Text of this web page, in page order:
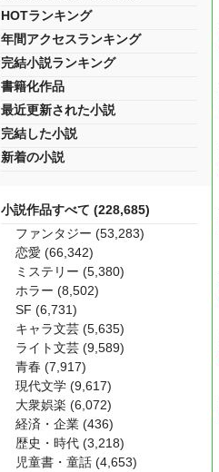
HOTランキング
年間アクセスランキング
完結小説ランキング
書籍化作品
最近更新された小説
完結した小説
新着の小説
小説作品すべて (228,685)
ファンタジー (53,283)
恋愛 (66,342)
ミステリー (5,380)
ホラー (8,502)
SF (6,731)
キャラ文芸 (5,635)
ライト文芸 (9,589)
青春 (7,917)
現代文学 (9,617)
大衆娯楽 (6,072)
経済・企業 (436)
歴史・時代 (3,218)
児童書・童話 (4,653)